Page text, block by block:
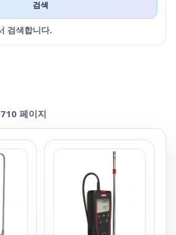
검색
검색합니다.
710 페이지